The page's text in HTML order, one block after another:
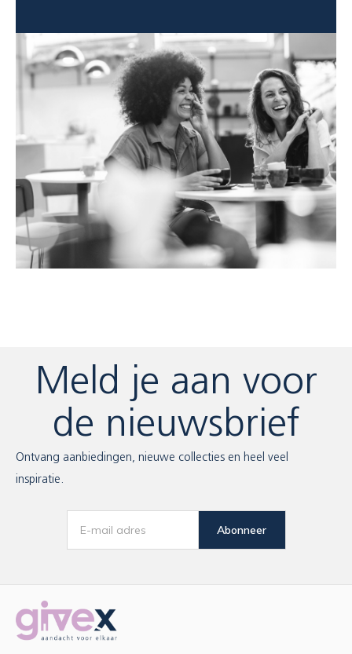
Meld je aan voor
de nieuwsbrief
Ontvang aanbiedingen, nieuwe collecties en heel veel
inspiratie.
Abonneer